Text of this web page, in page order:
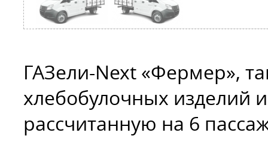
ГАЗели-Next «Фермер»,
хлебобулочных изделий
рассчитанную на 6